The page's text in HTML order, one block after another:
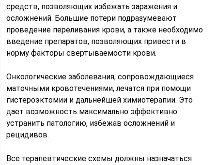
средств, позволяющих избежать заражения и
осложнений. Большие потери подразумевают
проведение переливания крови, а также необходимо
введение препаратов, позволяющих привести в
норму факторы свертываемости крови.
Онкологические заболевания, сопровождающиеся
маточными кровотечениями, лечатся при помощи
гистероэктомии и дальнейшей химиотерапии. Это
дает возможность максимально эффективно
устранить патологию, избежав осложнений и
рецидивов.
Все терапевтические схемы должны назначаться